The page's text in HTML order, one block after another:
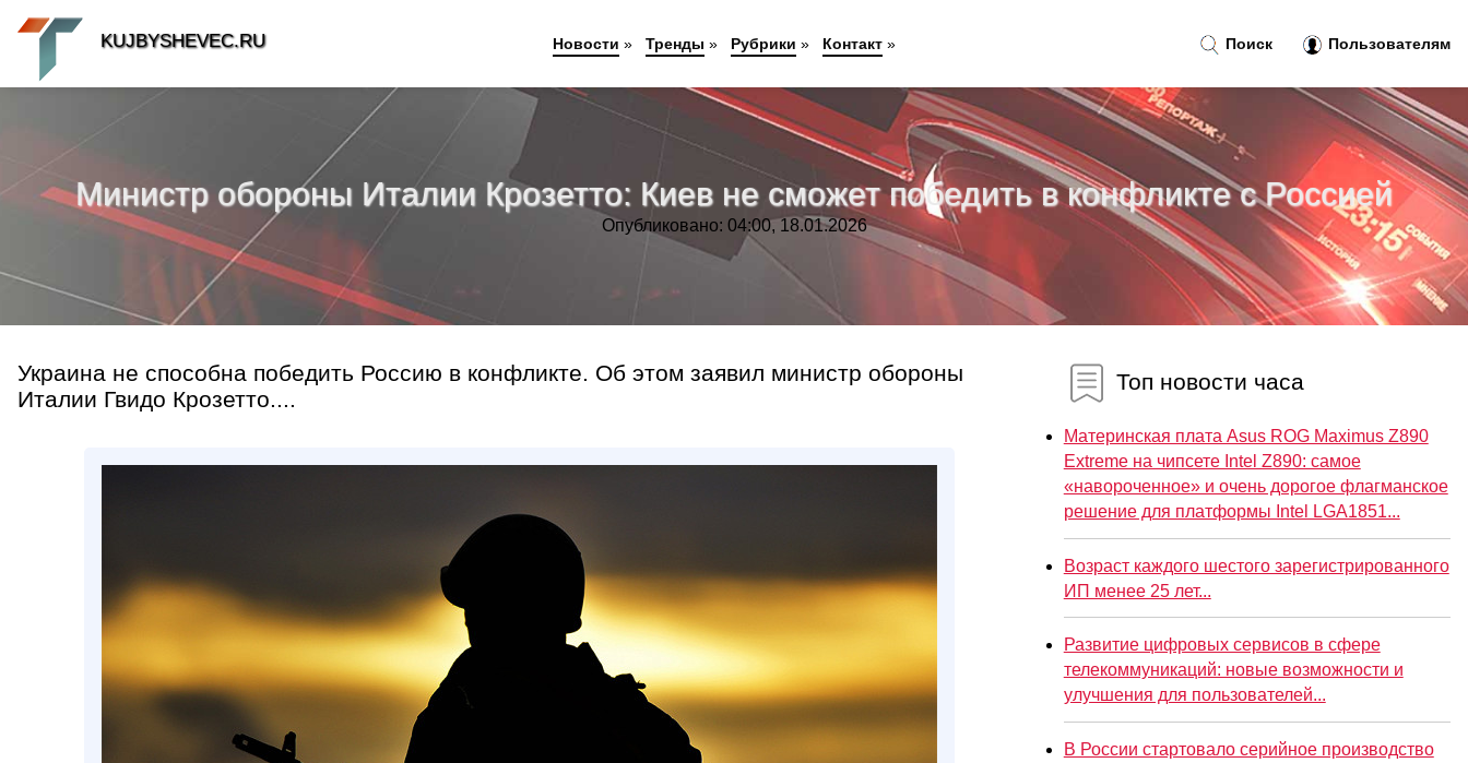
Министр обороны Италии Крозетто: Киев не сможет победить в конфликте с Россией
Опубликовано: 04:00, 18.01.2026
Украина не способна победить Россию в конфликте. Об этом заявил министр обороны
Италии Гвидо Крозетто....
Топ новости часа
Материнская плата Asus ROG Maximus Z890
Extreme на чипсете Intel Z890: самое
«навороченное» и очень дорогое флагманское
решение для платформы Intel LGA1851...
Возраст каждого шестого зарегистрированного
ИП менее 25 лет...
Развитие цифровых сервисов в сфере
телекоммуникаций: новые возможности и
улучшения для пользователей...
В России стартовало серийное производство
Поиск Пользователям
KUJBYSHEVEC.RU Новости » Тренды » Рубрики » Контакт»